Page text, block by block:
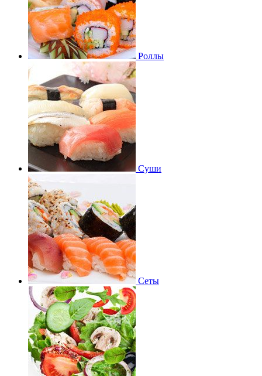
Роллы
Суши
Сеты